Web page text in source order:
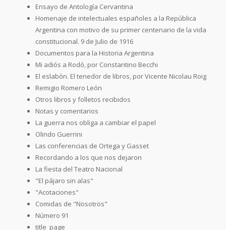
Ensayo de Antología Cervantina
Homenaje de intelectuales españoles a la República
Argentina con motivo de su primer centenario de la vida
constitucional. 9 de Julio de 1916
Documentos para la Historia Argentina
Mi adiós a Rodó, por Constantino Becchi
El eslabón. El tenedor de libros, por Vicente Nicolau Roig
Remigio Romero León
Otros libros y folletos recibidos
Notas y comentarios
La guerra nos obliga a cambiar el papel
Olindo Guerrini
Las conferencias de Ortega y Gasset
Recordando a los que nos dejaron
La fiesta del Teatro Nacional
"El pájaro sin alas"
"Acotaciones"
Comidas de "Nosotros"
Número 91
title_page